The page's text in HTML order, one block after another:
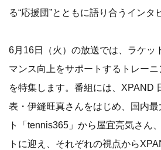
る“応援団”とともに語り合うインタ
6月16日（火）の放送では、ラケッ
マンス向上をサポートするトレーニ
を特集します。番組には、XPAND
表・伊縫旺真さんをはじめ、国内
ト「tennis365」から屋宜亮気さん
トに迎え、それぞれの視点から